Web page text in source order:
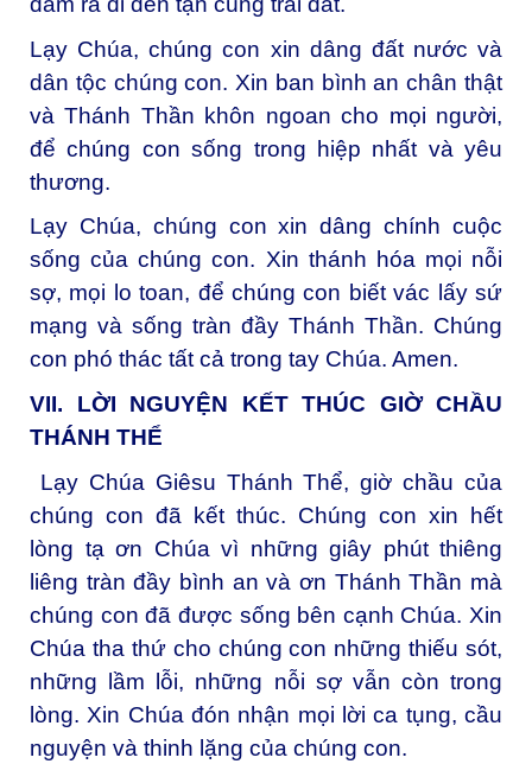
Lạy Chúa, chúng con xin dâng đất nước và
dân tộc chúng con. Xin ban bình an chân thật
và Thánh Thần khôn ngoan cho mọi người,
để chúng con sống trong hiệp nhất và yêu
thương.
Lạy Chúa, chúng con xin dâng chính cuộc
sống của chúng con. Xin thánh hóa mọi nỗi
sợ, mọi lo toan, để chúng con biết vác lấy sứ
mạng và sống tràn đầy Thánh Thần. Chúng
con phó thác tất cả trong tay Chúa. Amen.
VII. LỜI NGUYỆN KẾT THÚC GIỜ CHẦU
THÁNH THỂ
Lạy Chúa Giêsu Thánh Thể, giờ chầu của
chúng con đã kết thúc. Chúng con xin hết
lòng tạ ơn Chúa vì những giây phút thiêng
liêng tràn đầy bình an và ơn Thánh Thần mà
chúng con đã được sống bên cạnh Chúa. Xin
Chúa tha thứ cho chúng con những thiếu sót,
những lầm lỗi, những nỗi sợ vẫn còn trong
lòng. Xin Chúa đón nhận mọi lời ca tụng, cầu
nguyện và thinh lặng của chúng con.